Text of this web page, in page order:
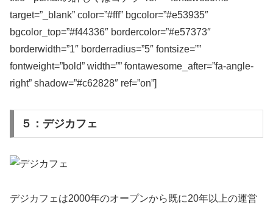
target=”_blank” color=”#fff” bgcolor=”#e53935″
bgcolor_top=”#f44336″ bordercolor=”#e57373″
borderwidth=”1″ borderradius=”5″ fontsize=””
fontweight=”bold” width=”” fontawesome_after=”fa-angle-
right” shadow=”#c62828″ ref=”on”]
５：デジカフェ
デジカフェは2000年のオープンから既に20年以上の運営